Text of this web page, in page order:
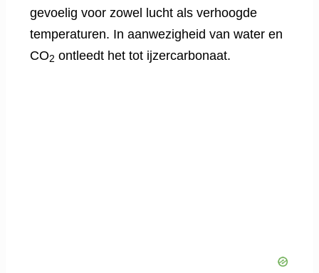
gevoelig voor zowel lucht als verhoogde
temperaturen. In aanwezigheid van water en
CO2 ontleedt het tot ijzercarbonaat.